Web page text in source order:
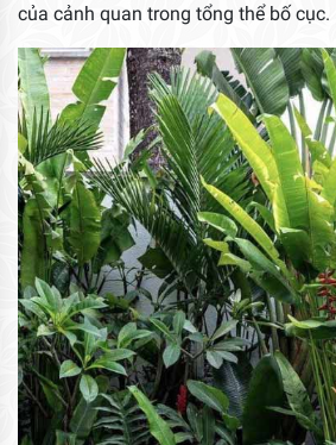
của cảnh quan trong tổng thể bố cục.